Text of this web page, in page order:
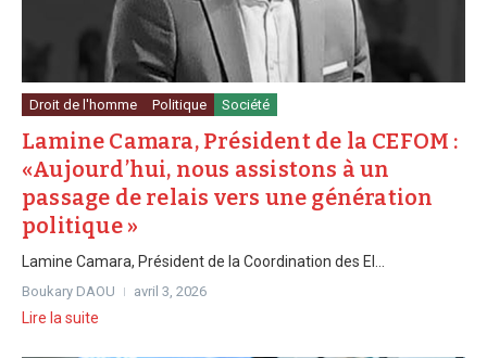
Droit de l'homme Politique Société
Lamine Camara, Président de la CEFOM :
«Aujourd’hui, nous assistons à un
passage de relais vers une génération
politique »
Lamine Camara, Président de la Coordination des El...
Boukary DAOU avril 3, 2026
Lire la suite